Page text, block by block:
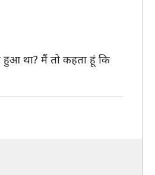
हुआ था? मैं तो कहता हूं कि